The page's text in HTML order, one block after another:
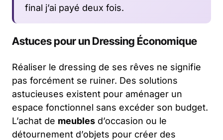
final j’ai payé deux fois.
Astuces pour un Dressing Économique
Réaliser le dressing de ses rêves ne signifie
pas forcément se ruiner. Des solutions
astucieuses existent pour aménager un
espace fonctionnel sans excéder son budget.
L’achat de meubles d’occasion ou le
détournement d’objets pour créer des